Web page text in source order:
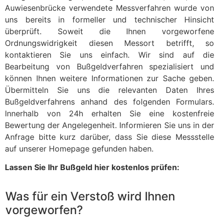
Auwiesenbrücke verwendete Messverfahren wurde von
uns bereits in formeller und technischer Hinsicht
überprüft. Soweit die Ihnen vorgeworfene
Ordnungswidrigkeit diesen Messort betrifft, so
kontaktieren Sie uns einfach. Wir sind auf die
Bearbeitung von Bußgeldverfahren spezialisiert und
können Ihnen weitere Informationen zur Sache geben.
Übermitteln Sie uns die relevanten Daten Ihres
Bußgeldverfahrens anhand des folgenden Formulars.
Innerhalb von 24h erhalten Sie eine kostenfreie
Bewertung der Angelegenheit. Informieren Sie uns in der
Anfrage bitte kurz darüber, dass Sie diese Messstelle
auf unserer Homepage gefunden haben.
Lassen Sie Ihr Bußgeld hier kostenlos prüfen:
Was für ein Verstoß wird Ihnen
vorgeworfen?